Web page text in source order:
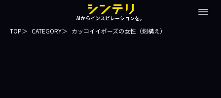
AIからインスピレーションを。
TOP CATEGORY カッコイイポーズの女性（剣構え）